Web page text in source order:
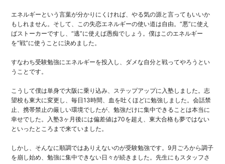
エネルギーという言葉が分かりにくければ、やる気の源と言ってもいいか
もしれません。そして、この失恋エネルギーの使い道は自由。“悪”に使え
ばストーカーですし、“逃”に使えば愚痴でしょう。僕はこのエネルギー
を“戦”に使うことに決めました。
すなわち受験勉強にエネルギーを投入し、ダメな自分と戦ってやろうとい
うことです。
こうして僕は単身で大阪に乗り込み、ステップアップに入塾しました。志
望校も東大に変更し、毎日13時間、血を吐くほどに勉強しました。会話禁
止、携帯禁止の厳しい環境でしたが、勉強だけに集中できることは本当に
幸せでした。入塾3ヶ月後には偏差値は70を超え、東大合格も夢ではない
といったところまで来ていました。
しかし、そんなに順調ではありえないのが受験勉強です。9月ごろから調子
を崩し始め、勉強に集中できない日々が続きました。先生にもスタッフさ